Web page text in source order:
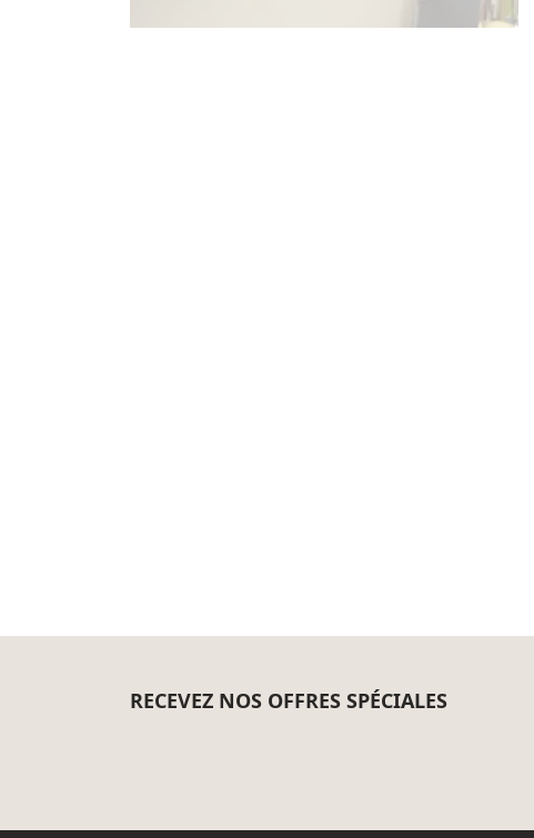
RECEVEZ NOS OFFRES SPÉCIALES